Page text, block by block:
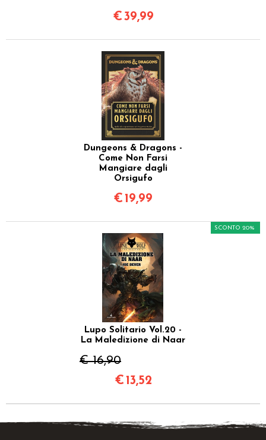
€39,99
Dungeons & Dragons -
Come Non Farsi
Mangiare dagli
Orsigufo
€ 19,99
Lupo Solitario Vol.20 -
La Maledizione di Naar
€ 16,90
SCONTO 20%
€ 13,52